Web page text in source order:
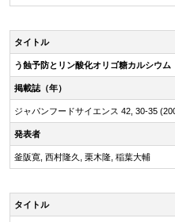
タイトル
う蝕予防とリン酸化オリゴ糖カルシウム
掲載誌（年）
ジャパンフードサイエンス 42, 30-35
発表者
釜阪寛, 西村隆久, 栗木隆, 稲葉大輔
タイトル